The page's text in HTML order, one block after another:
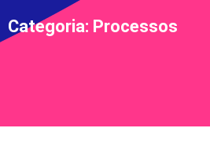
Categoria: Processos